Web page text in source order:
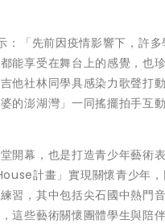
：「先前因疫情影響下，許
能享受在舞台上的感覺，也
他社林同學具感染力歌聲打
的澎湖灣」一同搖擺拍手互
開幕，也是打造青少年藝術
計畫」實現關懷青少年
習，其中包括尖石國中熱門
這些藝術關懷團體學生與陪